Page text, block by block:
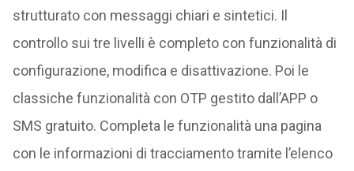
strutturato con messaggi chiari e sintetici. Il
controllo sui tre livelli è completo con funzionalità di
configurazione, modifica e disattivazione. Poi le
classiche funzionalità con OTP gestito dall’APP o
SMS gratuito. Completa le funzionalità una pagina
con le informazioni di tracciamento tramite l’elenco